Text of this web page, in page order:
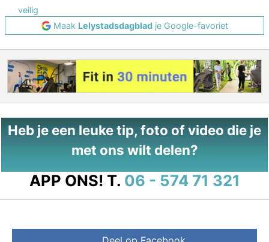
veilig
Maak Lelystadsdagbladje Google-favoriet
Heb je een leuke tip, foto of video die je
met ons wilt delen?
APP ONS! T. 06 - 574 71 321